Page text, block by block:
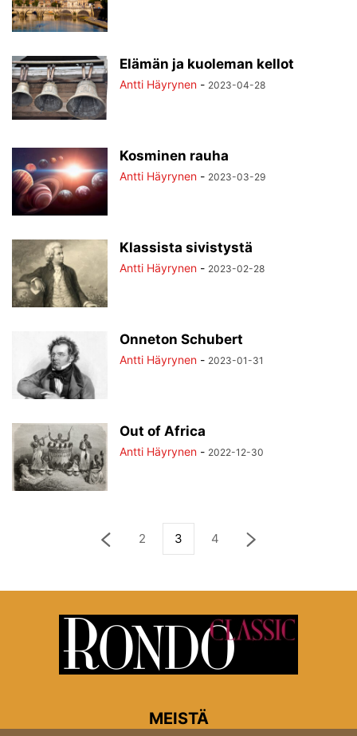
Elämän ja kuoleman kellot
Antti Häyrynen - 2023-04-28
Kosminen rauha
Antti Häyrynen - 2023-03-29
Klassista sivistystä
Antti Häyrynen - 2023-02-28
Onneton Schubert
Antti Häyrynen - 2023-01-31
Out of Africa
Antti Häyrynen - 2022-12-30
2 3 4
MEISTÄ